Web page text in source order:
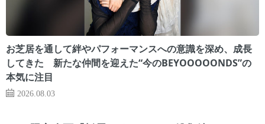
お芝居を通して絆やパフォーマンスへの意識を深め、成長
してきた 新たな仲間を迎えた“今のBEYOOOOONDS”の
本気に注目
2026.08.03